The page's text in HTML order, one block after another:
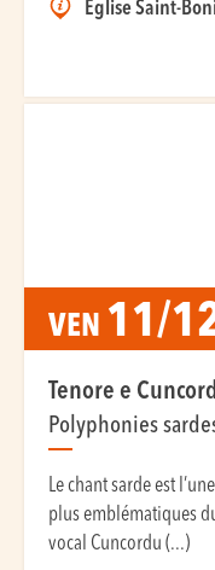
Église Saint-
VEN 11/
Tenore e
Polyphonies
Le chant sarde est
plus emblématiques
vocal Cuncordu (...)